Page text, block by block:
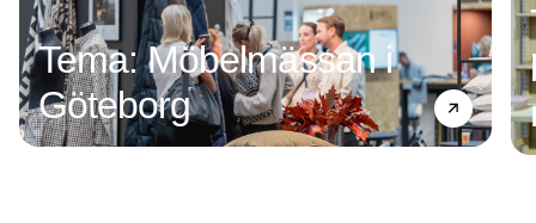
Tema: Möbelmässan i
Göteborg